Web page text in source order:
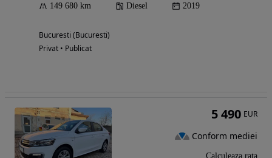
149 680 km Diesel 2019
Bucuresti (Bucuresti)
Privat • Publicat
5 490 EUR
Conform mediei
Calculeaza rata